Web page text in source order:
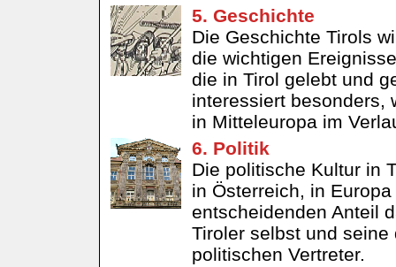
5. Geschichte
Die Geschichte Tirols
die wichtigen
die in Tirol gelebt und
interessiert besonders,
in Mitteleuropa im
6. Politik
Die politische Kultur in
in Österreich, in
entscheidenden Anteil
Tiroler selbst und
politischen Vertreter.